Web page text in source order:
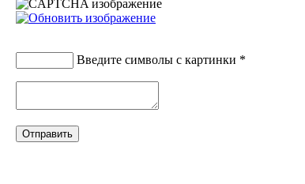
Введите символы с картинки *